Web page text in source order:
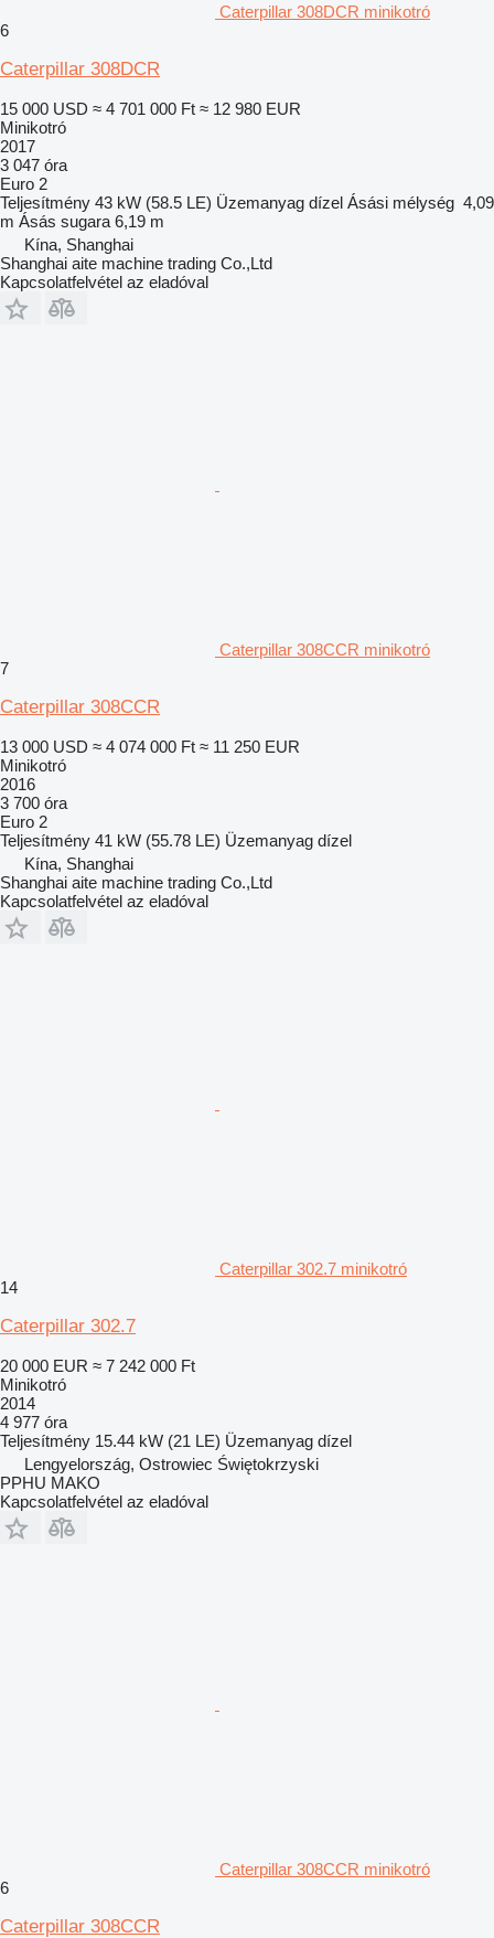
Caterpillar 308DCR minikotró
6
Caterpillar 308DCR
15 000 USD ≈ 4 701 000 Ft ≈ 12 980 EUR
Minikotró
2017
3 047 óra
Euro 2
Teljesítmény 43 kW (58.5 LE) Üzemanyag dízel Ásási mélység 4,09
m Ásás sugara 6,19 m
Kína, Shanghai
Shanghai aite machine trading Co.,Ltd
Kapcsolatfelvétel az eladóval
Caterpillar 308CCR minikotró
7
Caterpillar 308CCR
13 000 USD ≈ 4 074 000 Ft ≈ 11 250 EUR
Minikotró
2016
3 700 óra
Euro 2
Teljesítmény 41 kW (55.78 LE) Üzemanyag dízel
Kína, Shanghai
Shanghai aite machine trading Co.,Ltd
Kapcsolatfelvétel az eladóval
Caterpillar 302.7 minikotró
14
Caterpillar 302.7
20 000 EUR ≈ 7 242 000 Ft
Minikotró
2014
4 977 óra
Teljesítmény 15.44 kW (21 LE) Üzemanyag dízel
Lengyelország, Ostrowiec Świętokrzyski
PPHU MAKO
Kapcsolatfelvétel az eladóval
Caterpillar 308CCR minikotró
6
Caterpillar 308CCR